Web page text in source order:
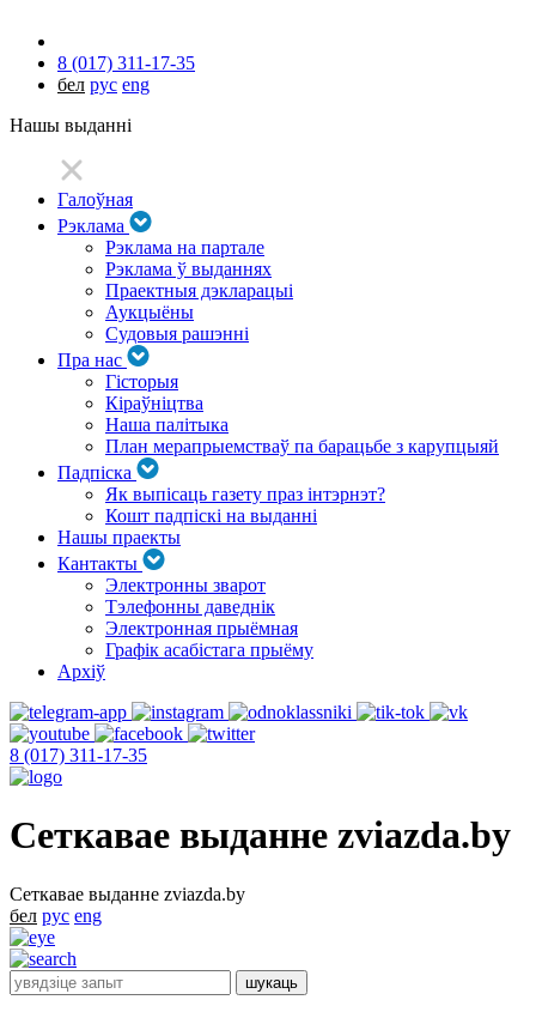
8 (017) 311-17-35
бел рус eng
Нашы выданні
Галоўная
Рэклама
Рэклама на партале
Рэклама ў выданнях
Праектныя дэкларацыі
Аукцыёны
Судовыя рашэнні
Пра нас
Гісторыя
Кіраўніцтва
Наша палітыка
План мерапрыемстваў па барацьбе з карупцыяй
Падпіска
Як выпісаць газету праз інтэрнэт?
Кошт падпіскі на выданні
Нашы праекты
Кантакты
Электронны зварот
Тэлефонны даведнік
Электронная прыёмная
Графік асабістага прыёму
Архіў
8 (017) 311-17-35
Сеткавае выданне zviazda.by
Сеткавае выданне zviazda.by
бел рус eng